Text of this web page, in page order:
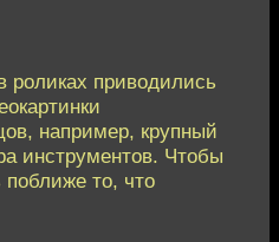
приводились
например, крупный
инструментов. Чтобы
то, что